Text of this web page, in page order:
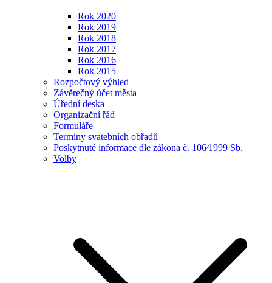
Rok 2020
Rok 2019
Rok 2018
Rok 2017
Rok 2016
Rok 2015
Rozpočtový výhled
Závěrečný účet města
Úřední deska
Organizační řád
Formuláře
Termíny svatebních obřadů
Poskytnuté informace dle zákona č. 106⁄1999 Sb.
Volby